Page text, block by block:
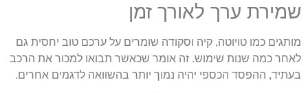
ערך לאורך זמן
כמו טויוטה, קיה וסקודה שומרים על ערכם טוב יחסית גם
כמה שנות שימוש. זה אומר שכאשר תבואו למכור את הרכב
ההפסד הכספי יהיה נמוך יותר בהשוואה לדגמים אחרים.